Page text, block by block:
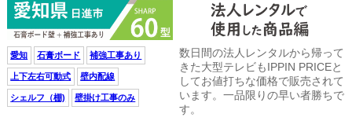
愛知 石膏ボード 補強工事あり
上下左右可動式 壁内配線
シェルフ（棚) 壁掛け工事のみ
数日間の法人レンタルから帰って
きた大型テレビもIPPIN PRICEと
してお値打ちな価格で販売されて
います。一品限りの早い者勝ちで
す。